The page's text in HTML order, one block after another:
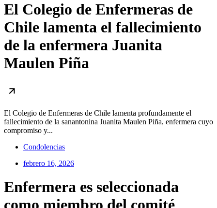
El Colegio de Enfermeras de
Chile lamenta el fallecimiento
de la enfermera Juanita
Maulen Piña
El Colegio de Enfermeras de Chile lamenta profundamente el
fallecimiento de la sanantonina Juanita Maulen Piña, enfermera cuyo
compromiso y...
Condolencias
febrero 16, 2026
Enfermera es seleccionada